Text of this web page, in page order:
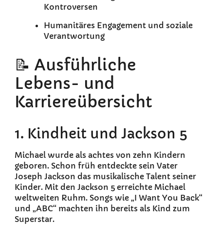
Kontroversen
Humanitäres Engagement und soziale
Verantwortung
📝 Ausführliche
Lebens- und
Karriereübersicht
1. Kindheit und Jackson 5
Michael wurde als achtes von zehn Kindern
geboren. Schon früh entdeckte sein Vater
Joseph Jackson das musikalische Talent seiner
Kinder. Mit den Jackson 5 erreichte Michael
weltweiten Ruhm. Songs wie „I Want You Back“
und „ABC“ machten ihn bereits als Kind zum
Superstar.